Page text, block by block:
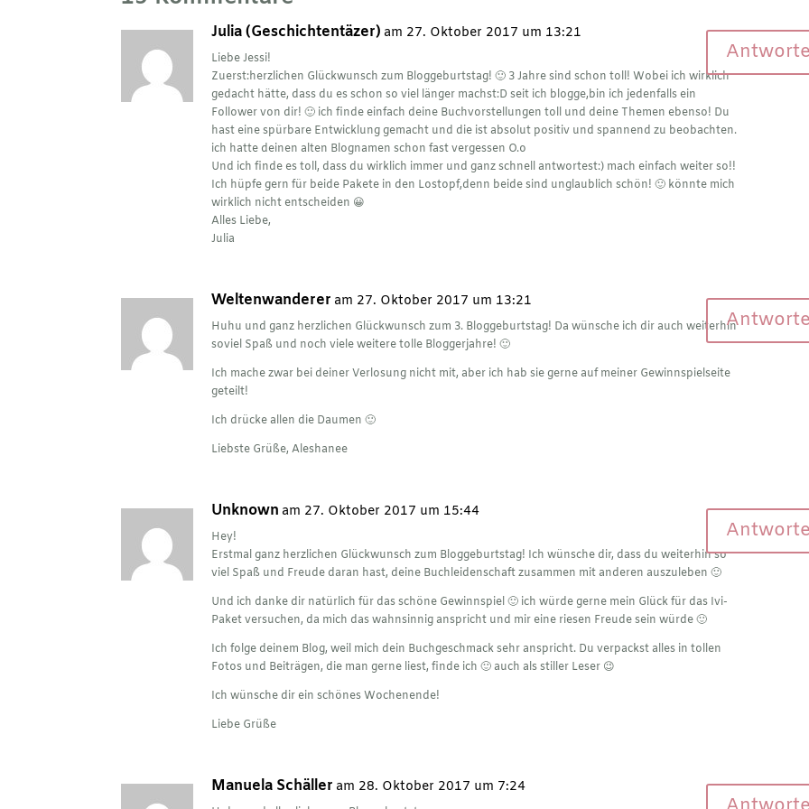
Julia (Geschichtentäzer) am 27. Oktober 2017 um 13:21
Liebe Jessi!
Zuerst:herzlichen Glückwunsch zum Bloggeburtstag! 🙂 3 Jahre sind schon toll! Wobei ich wirklich
gedacht hätte, dass du es schon so viel länger machst:D seit ich blogge,bin ich jedenfalls ein
Follower von dir! 🙂 ich finde einfach deine Buchvorstellungen toll und deine Themen ebenso! Du
hast eine spürbare Entwicklung gemacht und die ist absolut positiv und spannend zu beobachten.
ich hatte deinen alten Blognamen schon fast vergessen O.o
Und ich finde es toll, dass du wirklich immer und ganz schnell antwortest:) mach einfach weiter so!!
Ich hüpfe gern für beide Pakete in den Lostopf,denn beide sind unglaublich schön! 🙂 könnte mich
wirklich nicht entscheiden 😀
Alles Liebe,
Julia
Weltenwanderer am 27. Oktober 2017 um 13:21
Huhu und ganz herzlichen Glückwunsch zum 3. Bloggeburtstag! Da wünsche ich dir auch weiterhin
soviel Spaß und noch viele weitere tolle Bloggerjahre! 🙂
Ich mache zwar bei deiner Verlosung nicht mit, aber ich hab sie gerne auf meiner Gewinnspielseite
geteilt!
Ich drücke allen die Daumen 🙂
Liebste Grüße, Aleshanee
Unknown am 27. Oktober 2017 um 15:44
Hey!
Erstmal ganz herzlichen Glückwunsch zum Bloggeburtstag! Ich wünsche dir, dass du weiterhin so
viel Spaß und Freude daran hast, deine Buchleidenschaft zusammen mit anderen auszuleben 🙂
Und ich danke dir natürlich für das schöne Gewinnspiel 🙂 ich würde gerne mein Glück für das Ivi-
Paket versuchen, da mich das wahnsinnig anspricht und mir eine riesen Freude sein würde 🙂
Ich folge deinem Blog, weil mich dein Buchgeschmack sehr anspricht. Du verpackst alles in tollen
Fotos und Beiträgen, die man gerne liest, finde ich 🙂 auch als stiller Leser 😉
Ich wünsche dir ein schönes Wochenende!
Liebe Grüße
Manuela Schäller am 28. Oktober 2017 um 7:24